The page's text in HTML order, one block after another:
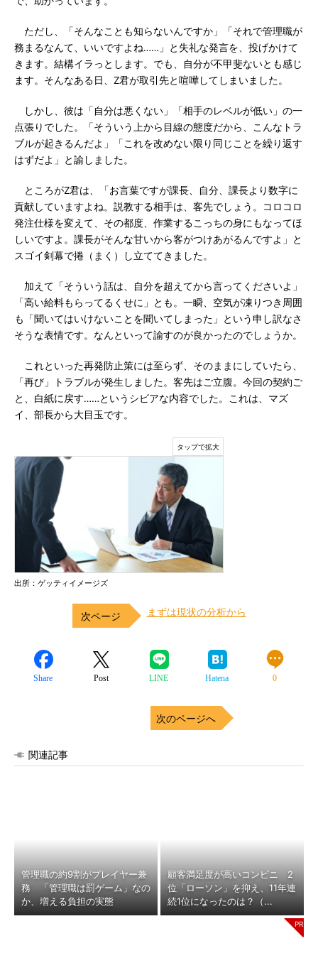
ただし、「そんなことも知らないんですか」「それで管理職が
務まるなんて、いいですよね……」と失礼な発言を、投げかけて
きます。結構イラっとします。でも、自分が不甲斐ないとも感じ
ます。そんなある日、Z君が取引先と喧嘩してしまいました。
しかし、彼は「自分は悪くない」「相手のレベルが低い」の一
点張りでした。「そういう上から目線の態度だから、こんなトラ
ブルが起きるんだよ」「これを改めない限り同じことを繰り返す
はずだよ」と諭しました。
ところがZ君は、「お言葉ですが課長、自分、課長より数字に
貢献していますよね。説教する相手は、客先でしょう。コロコロ
発注仕様を変えて、その都度、作業するこっちの身にもなってほ
しいですよ。課長がそんな甘いから客がつけあがるんですよ」と
スゴイ剣幕で捲（まく）し立ててきました。
加えて「そういう話は、自分を超えてから言ってくださいよ」
「高い給料もらってるくせに」とも。一瞬、空気が凍りつき周囲
も「聞いてはいけないことを聞いてしまった」という申し訳なさ
そうな表情です。なんといって諭すのが良かったのでしょうか。
これといった再発防止策には至らず、そのままにしていたら、
「再び」トラブルが発生しました。客先はご立腹。今回の契約ご
と、白紙に戻す……というシビアな内容でした。これは、マズ
イ、部長から大目玉です。
出所：ゲッティイメージズ
まずは現状の分析から
Share Post LINE Hatena 0
次のページへ
関連記事
管理職の約9割がプレイヤー兼
務 「管理職は罰ゲーム」なの
か、増える負担の実態
顧客満足度が高いコンビニ 2
位「ローソン」を抑え、11年連
続1位になったのは？（...